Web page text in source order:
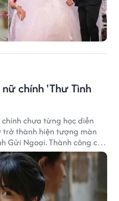
chính 'Thư Tình
chưa từng học diễn
thành hiện tượng màn
Gửi Ngoại. Thành công của
tỷ đồng đã mở ra bước
gái sinh năm 2004.